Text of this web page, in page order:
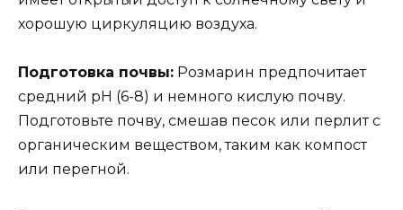
хорошую циркуляцию воздуха.
Подготовка почвы: Розмарин предпочитает
средний pH (6-8) и немного кислую почву.
Подготовьте почву, смешав песок или перлит с
органическим веществом, таким как компост
или перегной.